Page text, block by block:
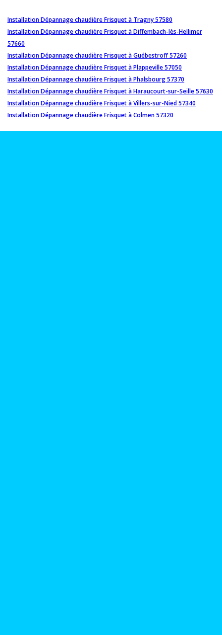
Installation Dépannage chaudière Frisquet à Tragny 57580
Installation Dépannage chaudière Frisquet à Diffembach-lès-Hellimer
57660
Installation Dépannage chaudière Frisquet à Guébestroff 57260
Installation Dépannage chaudière Frisquet à Plappeville 57050
Installation Dépannage chaudière Frisquet à Phalsbourg 57370
Installation Dépannage chaudière Frisquet à Haraucourt-sur-Seille 57630
Installation Dépannage chaudière Frisquet à Villers-sur-Nied 57340
Installation Dépannage chaudière Frisquet à Colmen 57320